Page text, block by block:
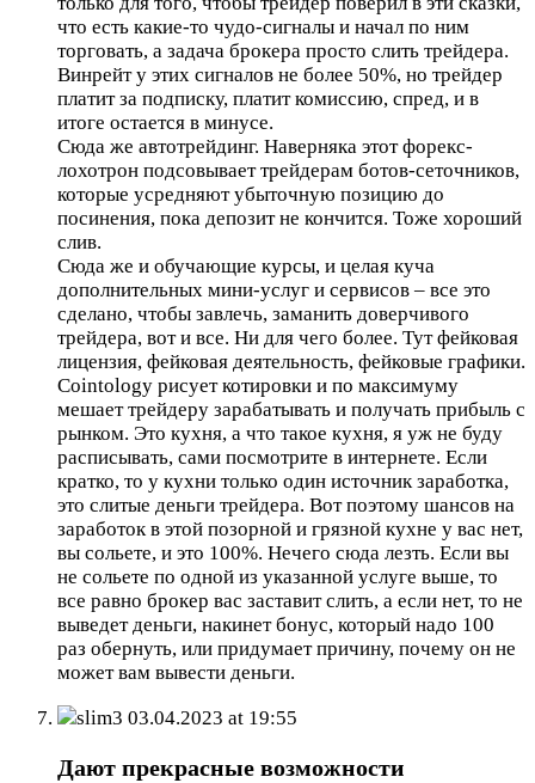
что есть какие-то чудо-сигналы и начал по ним
торговать, а задача брокера просто слить трейдера.
Винрейт у этих сигналов не более 50%, но трейдер
платит за подписку, платит комиссию, спред, и в
итоге остается в минусе.
Сюда же автотрейдинг. Наверняка этот форекс-
лохотрон подсовывает трейдерам ботов-сеточников,
которые усредняют убыточную позицию до
посинения, пока депозит не кончится. Тоже хороший
слив.
Сюда же и обучающие курсы, и целая куча
дополнительных мини-услуг и сервисов – все это
сделано, чтобы завлечь, заманить доверчивого
трейдера, вот и все. Ни для чего более. Тут фейковая
лицензия, фейковая деятельность, фейковые графики.
Cointology рисует котировки и по максимуму
мешает трейдеру зарабатывать и получать прибыль с
рынком. Это кухня, а что такое кухня, я уж не буду
расписывать, сами посмотрите в интернете. Если
кратко, то у кухни только один источник заработка,
это слитые деньги трейдера. Вот поэтому шансов на
заработок в этой позорной и грязной кухне у вас нет,
вы сольете, и это 100%. Нечего сюда лезть. Если вы
не сольете по одной из указанной услуге выше, то
все равно брокер вас заставит слить, а если нет, то не
выведет деньги, накинет бонус, который надо 100
раз обернуть, или придумает причину, почему он не
может вам вывести деньги.
slim3 03.04.2023 at 19:55
Дают прекрасные возможности